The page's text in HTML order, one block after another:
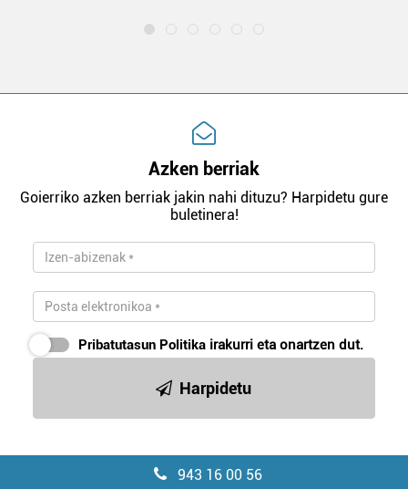
Azken berriak
Goierriko azken berriak jakin nahi dituzu? Harpidetu gure
buletinera!
Pribatutasun Politika irakurri eta onartzen dut.
Harpidetu
943 16 00 56